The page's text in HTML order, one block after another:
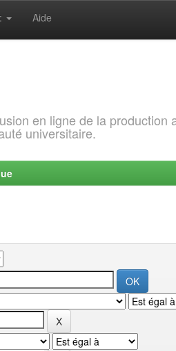
Aide
en ligne de la production
universitaire.